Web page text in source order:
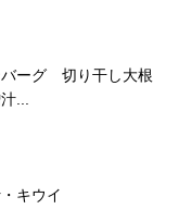
ーグ 切り干し大根
...
キウイ